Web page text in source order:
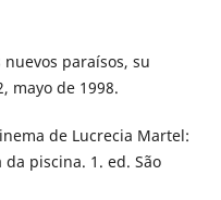
nuevos paraísos, su
mayo de 1998.
de Lucrecia Martel:
piscina. 1. ed. São